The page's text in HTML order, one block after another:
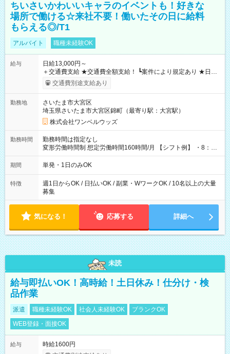
ちいさいかわいいキャラのイベントも！好きな
場所で働ける☆来社不要！働いたその日に給料
もらえる◎/T1
アルバイト 職種未経験OK
給与
日給13,000円～
＋交通費支給 ★交通費全額支給！ ┗案件により規定あり ★日払
いOK！（規定あり） ┗働いたその日に現金GET♪ お仕事後はコ
ンビニATMから 日払い分を引き落とせます！ 【試用期間】試
交通費別途支給あり
勤務地
さいたま市大宮区
埼玉県さいたま市大宮区錦町（最寄り駅：大宮駅）
株式会社ワンベルウッズ
勤務時間
勤務時間は指定なし
変形労働時間制 想定労働時間160時間/月 【シフト例】 ・8：00
～21：00
期間 単発・1日のみOK
特徴
週1日からOK / 日払いOK / 副業・WワークOK / 10名以上の大量
募集
気になる！ 応募する 詳細へ
未読
給与即払いOK！高時給！土日休み！仕分け・検
品作業
派遣 職種未経験OK 社会人未経験OK
ブランクOK
WEB登録・面接OK
給与
時給1600円